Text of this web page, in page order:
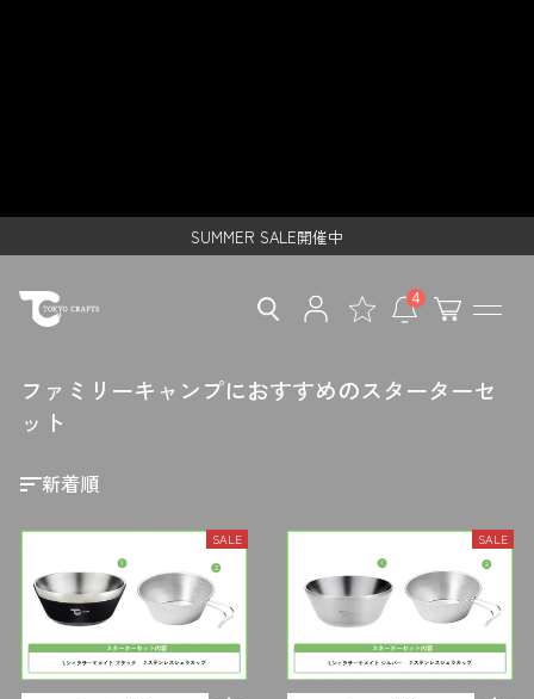
ツ
レンタルご利用で500円クーポンプレゼント！
4
ファミリーキャンプにおすすめのスターターセ
ット
並
え SALE SALE